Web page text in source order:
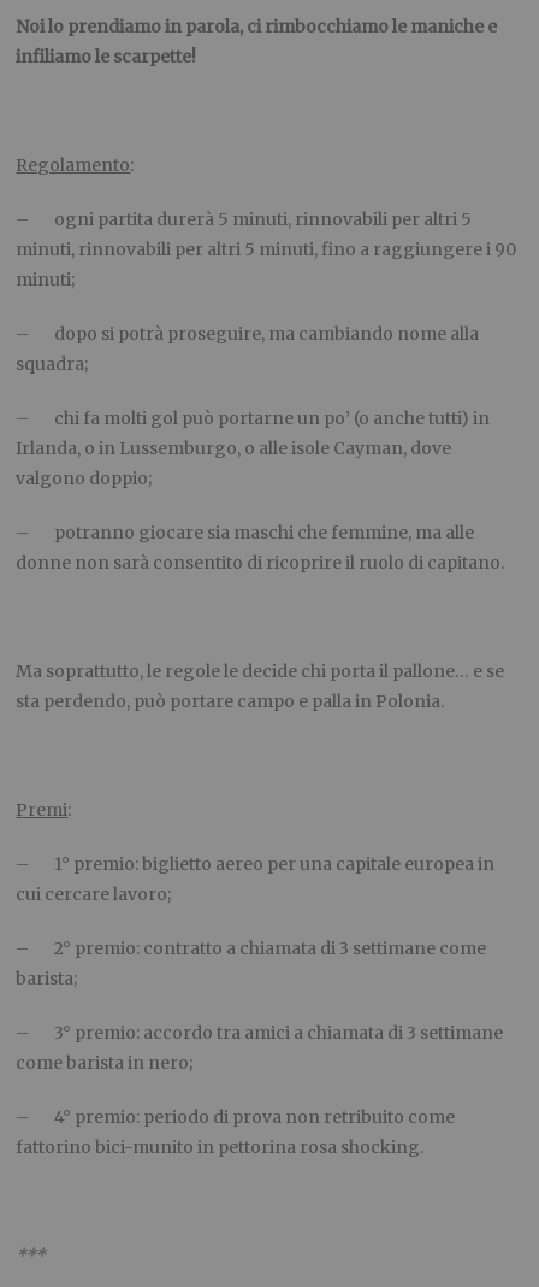
Noi lo prendiamo in parola, ci rimbocchiamo le maniche e
infiliamo le scarpette!
Regolamento:
– ogni partita durerà 5 minuti, rinnovabili per altri 5
minuti, rinnovabili per altri 5 minuti, fino a raggiungere i 90
minuti;
– dopo si potrà proseguire, ma cambiando nome alla
squadra;
– chi fa molti gol può portarne un po’ (o anche tutti) in
Irlanda, o in Lussemburgo, o alle isole Cayman, dove
valgono doppio;
– potranno giocare sia maschi che femmine, ma alle
donne non sarà consentito di ricoprire il ruolo di capitano.
Ma soprattutto, le regole le decide chi porta il pallone… e se
sta perdendo, può portare campo e palla in Polonia.
Premi:
– 1° premio: biglietto aereo per una capitale europea in
cui cercare lavoro;
– 2° premio: contratto a chiamata di 3 settimane come
barista;
– 3° premio: accordo tra amici a chiamata di 3 settimane
come barista in nero;
– 4° premio: periodo di prova non retribuito come
fattorino bici-munito in pettorina rosa shocking.
***